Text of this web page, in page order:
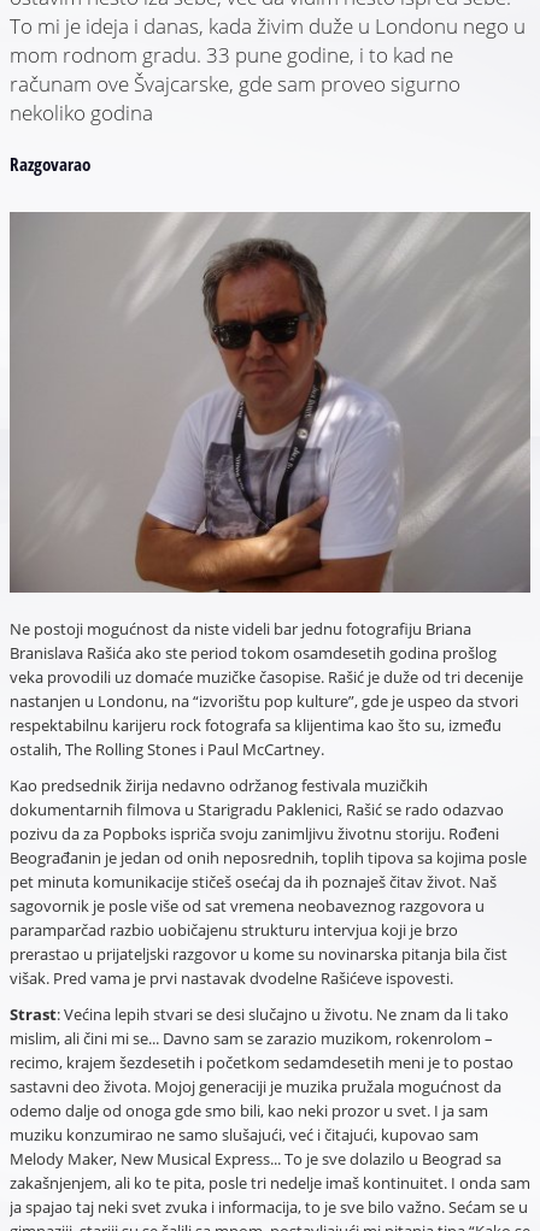
To mi je ideja i danas, kada živim duže u Londonu nego u
mom rodnom gradu. 33 pune godine, i to kad ne
računam ove Švajcarske, gde sam proveo sigurno
nekoliko godina
Razgovarao
Ne postoji mogućnost da niste videli bar jednu fotografiju Briana
Branislava Rašića ako ste period tokom osamdesetih godina prošlog
veka provodili uz domaće muzičke časopise. Rašić je duže od tri decenije
nastanjen u Londonu, na “izvorištu pop kulture”, gde je uspeo da stvori
respektabilnu karijeru rock fotografa sa klijentima kao što su, između
ostalih, The Rolling Stones i Paul McCartney.
Kao predsednik žirija nedavno održanog festivala muzičkih
dokumentarnih filmova u Starigradu Paklenici, Rašić se rado odazvao
pozivu da za Popboks ispriča svoju zanimljivu životnu storiju. Rođeni
Beograđanin je jedan od onih neposrednih, toplih tipova sa kojima posle
pet minuta komunikacije stičeš osećaj da ih poznaješ čitav život. Naš
sagovornik je posle više od sat vremena neobaveznog razgovora u
paramparčad razbio uobičajenu strukturu intervjua koji je brzo
prerastao u prijateljski razgovor u kome su novinarska pitanja bila čist
višak. Pred vama je prvi nastavak dvodelne Rašićeve ispovesti.
Strast: Većina lepih stvari se desi slučajno u životu. Ne znam da li tako
mislim, ali čini mi se... Davno sam se zarazio muzikom, rokenrolom –
recimo, krajem šezdesetih i početkom sedamdesetih meni je to postao
sastavni deo života. Mojoj generaciji je muzika pružala mogućnost da
odemo dalje od onoga gde smo bili, kao neki prozor u svet. I ja sam
muziku konzumirao ne samo slušajući, već i čitajući, kupovao sam
Melody Maker, New Musical Express... To je sve dolazilo u Beograd sa
zakašnjenjem, ali ko te pita, posle tri nedelje imaš kontinuitet. I onda sam
ja spajao taj neki svet zvuka i informacija, to je sve bilo važno. Sećam se u